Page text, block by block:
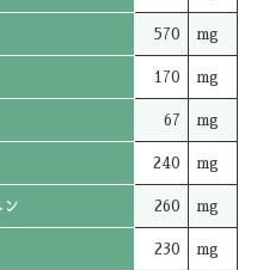
570 mg
170 mg
67 mg
240 mg
ン 260 mg
230 mg